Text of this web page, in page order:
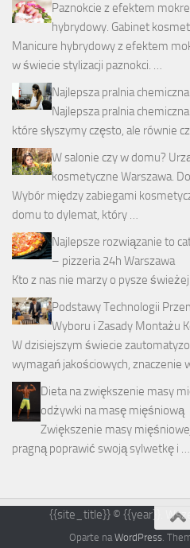
Paznokcie z efektem
hybrydowy. Gabinet
Manicure hybrydowy z efektem
w świecie stylizacji paznokci. …
Najlepsza pralnia
Najlepsza pralnia
które słyszymy często, ale równie
W salonie czy w domu?
kosmetyczne Warszawa.
Wybór między zabiegami
domu to dylemat, który …
Najlepsze rozwiązanie to
– pizzeria 24h Warszawa
Kto z nas nie marzy o pysze
Podstawy Technologii
Wyboru i Zasady Montażu
W dzisiejszym świecie
wymagań jakościowych, znaczenie
Dieta na zwiększenie masy
odżywki na masę mięśniową
Zwiększenie masy
pragną poprawić swoją sylwetkę i …
{{site_title}} © {{year}}.
Oparte na WordPress .